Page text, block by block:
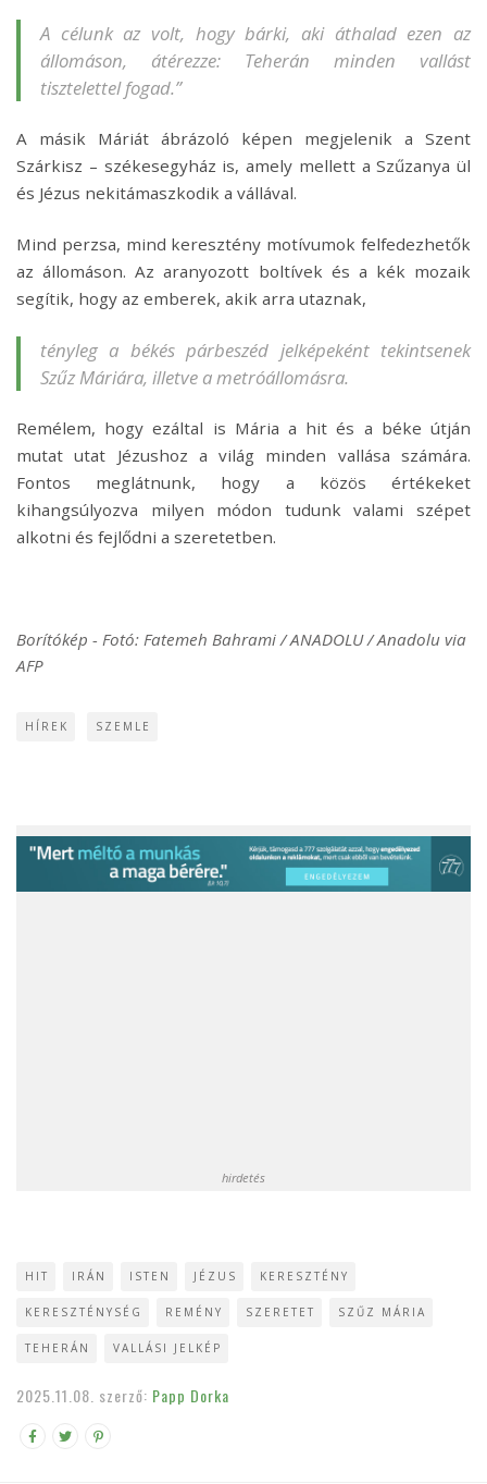
A célunk az volt, hogy bárki, aki áthalad ezen az
állomáson, átérezze: Teherán minden vallást
tisztelettel fogad.”
A másik Máriát ábrázoló képen megjelenik a Szent
Szárkisz – székesegyház is, amely mellett a Szűzanya ül
és Jézus nekitámaszkodik a vállával.
Mind perzsa, mind keresztény motívumok felfedezhetők
az állomáson. Az aranyozott boltívek és a kék mozaik
segítik, hogy az emberek, akik arra utaznak,
tényleg a békés párbeszéd jelképeként tekintsenek
Szűz Máriára, illetve a metróállomásra.
Remélem, hogy ezáltal is Mária a hit és a béke útján
mutat utat Jézushoz a világ minden vallása számára.
Fontos meglátnunk, hogy a közös értékeket
kihangsúlyozva milyen módon tudunk valami szépet
alkotni és fejlődni a szeretetben.
Borítókép - Fotó: Fatemeh Bahrami / ANADOLU / Anadolu via
AFP
HÍREK SZEMLE
hirdetés
HIT IRÁN ISTEN JÉZUS KERESZTÉNY
KERESZTÉNYSÉG REMÉNY SZERETET SZŰZ MÁRIA
TEHERÁN VALLÁSI JELKÉP
2025.11.08. szerző: Papp Dorka